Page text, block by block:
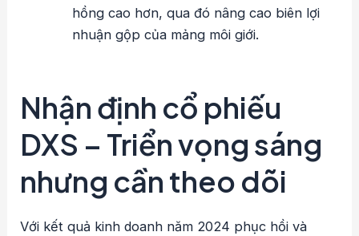
hồng cao hơn, qua đó nâng cao biên lợi
nhuận gộp của mảng môi giới.
Nhận định cổ phiếu
DXS – Triển vọng sáng
nhưng cần theo dõi
Với kết quả kinh doanh năm 2024 phục hồi và